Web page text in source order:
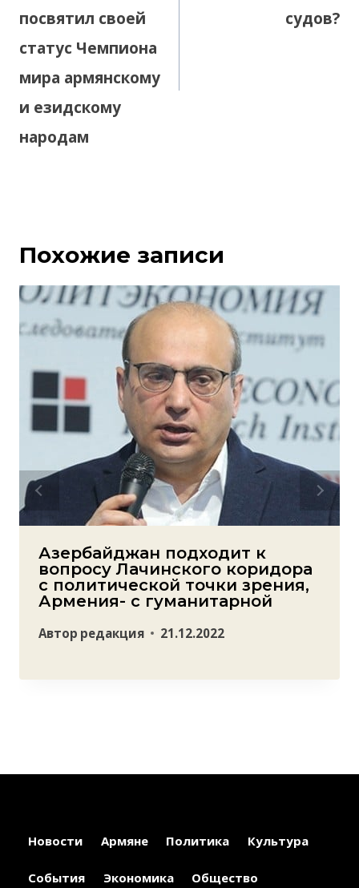
посвятил своей
статус Чемпиона
мира армянскому
и езидскому
народам
судов?
Похожие записи
Азербайджан подходит к
вопросу Лачинского коридора
с политической точки зрения,
Армения- с гуманитарной
Автор редакция 21.12.2022
Новости Армяне Политика Культура
События Экономика Общество